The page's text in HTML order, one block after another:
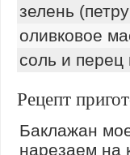
зелень
оливковое
соль и перец
Рецепт
Баклажан
нарезаем на